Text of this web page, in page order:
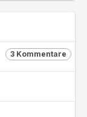
3 Kommentare